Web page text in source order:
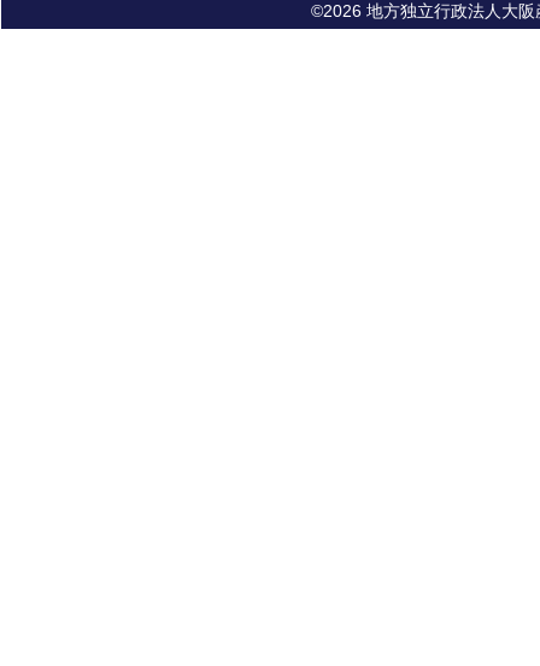
©2026 地方独立行政法人大阪